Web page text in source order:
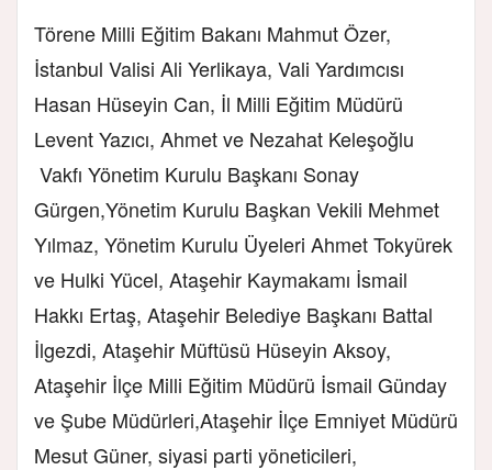
Törene Milli Eğitim Bakanı Mahmut Özer,
İstanbul Valisi Ali Yerlikaya, Vali Yardımcısı
Hasan Hüseyin Can, İl Milli Eğitim Müdürü
Levent Yazıcı, Ahmet ve Nezahat Keleşoğlu
Vakfı Yönetim Kurulu Başkanı Sonay
Gürgen,Yönetim Kurulu Başkan Vekili Mehmet
Yılmaz, Yönetim Kurulu Üyeleri Ahmet Tokyürek
ve Hulki Yücel, Ataşehir Kaymakamı İsmail
Hakkı Ertaş, Ataşehir Belediye Başkanı Battal
İlgezdi, Ataşehir Müftüsü Hüseyin Aksoy,
Ataşehir İlçe Milli Eğitim Müdürü İsmail Günday
ve Şube Müdürleri,Ataşehir İlçe Emniyet Müdürü
Mesut Güner, siyasi parti yöneticileri,